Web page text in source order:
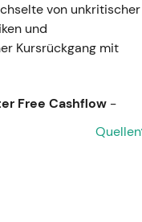
von unkritischer
und
Kursrückgang mit
Free Cashflow -
verbesserten sich
plus
verbesserte
Quellen